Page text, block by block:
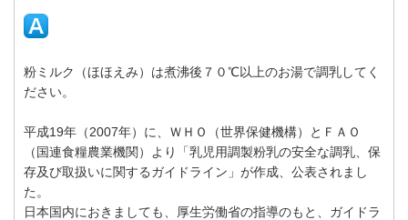
粉ミルク（ほほえみ）は煮沸後７０℃以上のお湯で調乳してく
ださい。
平成19年（2007年）に、ＷＨＯ（世界保健機構）とＦＡＯ
（国連食糧農業機関）より「乳児用調製粉乳の安全な調乳、保
存及び取扱いに関するガイドライン」が作成、公表されまし
た。
日本国内におきましても、厚生労働省の指導のもと、ガイドラ